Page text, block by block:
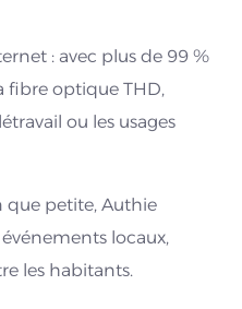
: avec plus de 99 %
fibre optique THD,
ou les usages
que petite, Authie
locaux,
les habitants.